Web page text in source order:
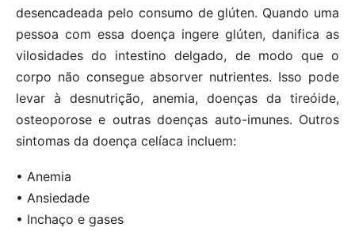
desencadeada pelo consumo de glúten. Quando uma
pessoa com essa doença ingere glúten, danifica as
vilosidades do intestino delgado, de modo que o
corpo não consegue absorver nutrientes. Isso pode
levar à desnutrição, anemia, doenças da tireóide,
osteoporose e outras doenças auto-imunes. Outros
sintomas da doença celíaca incluem:
• Anemia
• Ansiedade
• Inchaço e gases